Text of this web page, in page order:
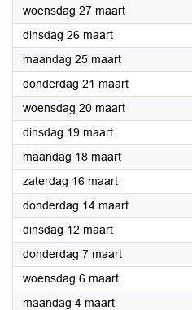
woensdag 27 maart2024
dinsdag 26 maart2024
maandag 25 maart2024
donderdag 21 maart2024
woensdag 20 maart2024
dinsdag 19 maart2024
maandag 18 maart2024
zaterdag 16 maart2024
donderdag 14 maart2024
dinsdag 12 maart2024
donderdag 7 maart2024
woensdag 6 maart2024
maandag 4 maart2024